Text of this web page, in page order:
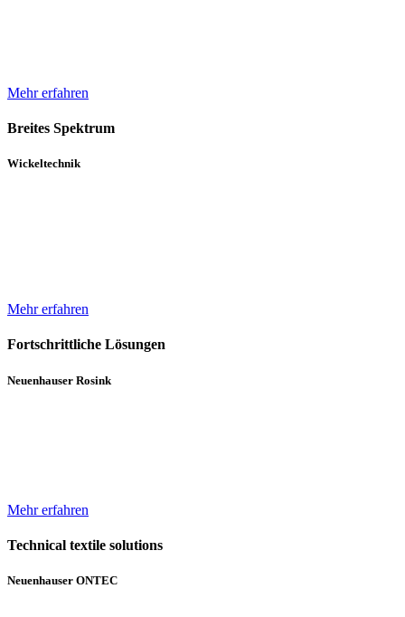
Mehr erfahren
Breites Spektrum
Wickeltechnik
Mehr erfahren
Fortschrittliche Lösungen
Neuenhauser Rosink
Mehr erfahren
Technical textile solutions
Neuenhauser ONTEC